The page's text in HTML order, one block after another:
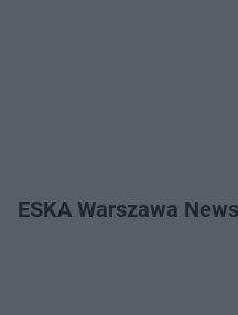
ESKA Warszawa